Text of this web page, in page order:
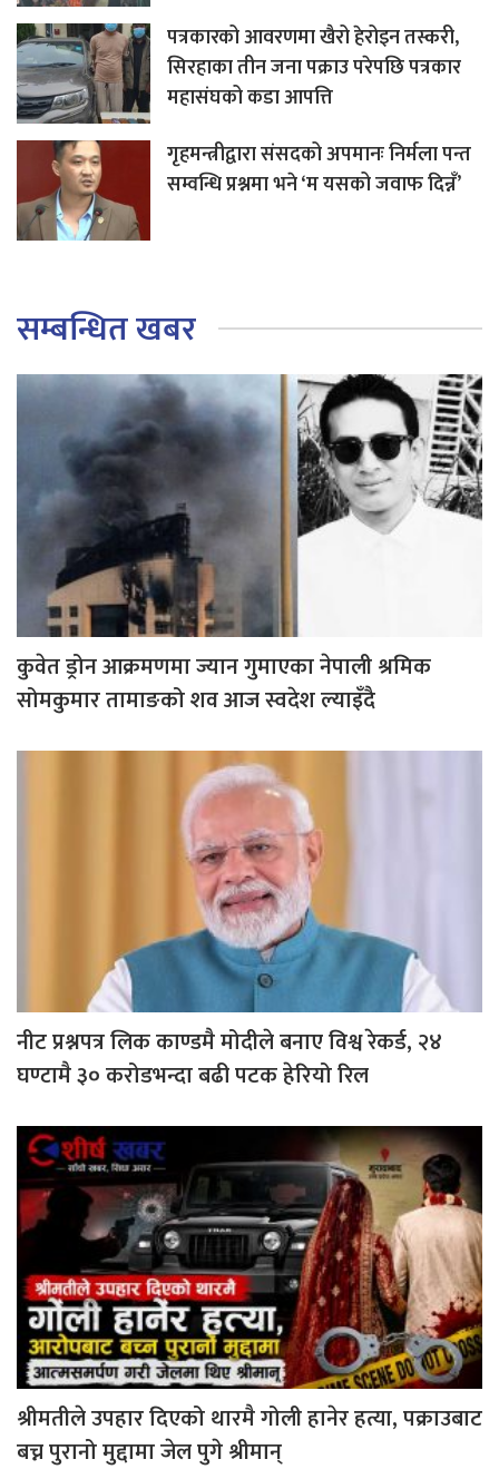
पत्रकारको आवरणमा खैरो हेरोइन तस्करी,
सिरहाका तीन जना पक्राउ परेपछि पत्रकार
महासंघको कडा आपत्ति
गृहमन्त्रीद्वारा संसदको अपमानः निर्मला पन्त
सम्वन्धि प्रश्नमा भने ‘म यसको जवाफ दिन्नँ’
सम्बन्धित खबर
कुवेत ड्रोन आक्रमणमा ज्यान गुमाएका नेपाली श्रमिक
सोमकुमार तामाङको शव आज स्वदेश ल्याइँदै
नीट प्रश्नपत्र लिक काण्डमै मोदीले बनाए विश्व रेकर्ड, २४
घण्टामै ३० करोडभन्दा बढी पटक हेरियो रिल
श्रीमतीले उपहार दिएको थारमै गोली हानेर हत्या, पक्राउबाट
बच्न पुरानो मुद्दामा जेल पुगे श्रीमान्